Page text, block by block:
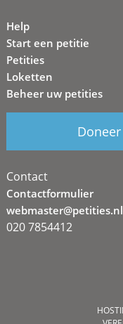
Help
Start een petitie
Petities
Loketten
Beheer uw petities
Contact
Contactformulier
webmaster@petities.nl
020 7854412